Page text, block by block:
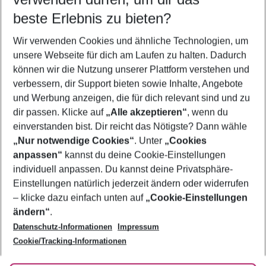
5-8 Nächte
2 Erwachsene Keine Kinder
Mehr Filter anzeigen
Footer
Footer navigation
Über uns
AGB
Bestpreisgarantie
Cookie-Einstellungen ändern
Cookie-Richtlinie
Agenturbetreuung
Barrierefreies Reisen
Folge uns
beste Erlebnis zu bieten?
Wir verwenden Cookies und ähnliche Technologien, um
unsere Webseite für dich am Laufen zu halten. Dadurch
können wir die Nutzung unserer Plattform verstehen und
verbessern, dir Support bieten sowie Inhalte, Angebote
und Werbung anzeigen, die für dich relevant sind und zu
dir passen. Klicke auf „Alle akzeptieren“, wenn du
einverstanden bist. Dir reicht das Nötigste? Dann wähle
„Nur notwendige Cookies“. Unter „Cookies
anpassen“ kannst du deine Cookie-Einstellungen
individuell anpassen. Du kannst deine Privatsphäre-
Einstellungen natürlich jederzeit ändern oder widerrufen
– klicke dazu einfach unten auf „Cookie-Einstellungen
ändern“.
Datenschutz-Informationen
Impressum
Cookie/Tracking-Informationen